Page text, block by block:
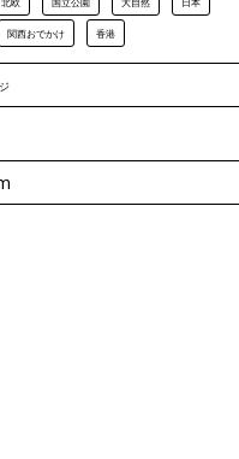
関西おでかけ 香港